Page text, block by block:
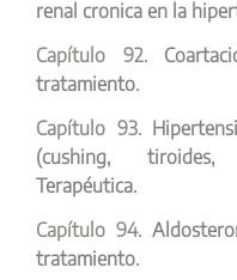
renal cronica en la
Capítulo 92.
tratamiento.
Capítulo 93.
(cushing, tiroides,
Terapéutica.
Capítulo 94.
tratamiento.